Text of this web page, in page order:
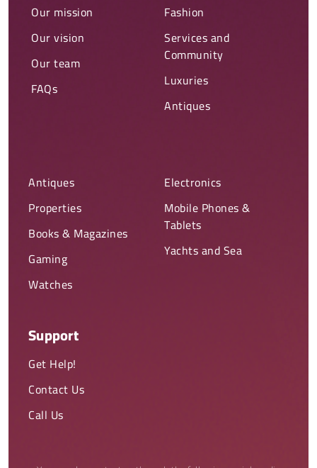
Our mission
Our vision
Our team
FAQs
Fashion
Services and
Community
Luxuries
Antiques
Antiques
Properties
Books & Magazines
Gaming
Watches
Electronics
Mobile Phones &
Tablets
Yachts and Sea
Support
Get Help!
Contact Us
Call Us